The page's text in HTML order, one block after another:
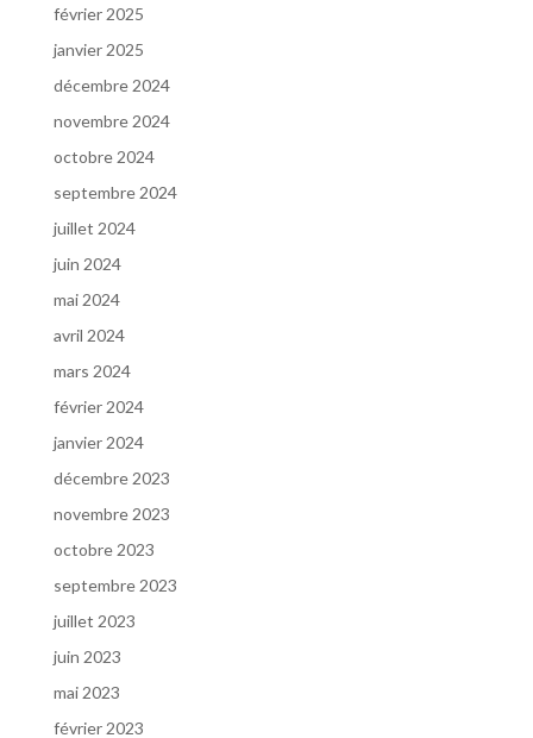
février 2025
janvier 2025
décembre 2024
novembre 2024
octobre 2024
septembre 2024
juillet 2024
juin 2024
mai 2024
avril 2024
mars 2024
février 2024
janvier 2024
décembre 2023
novembre 2023
octobre 2023
septembre 2023
juillet 2023
juin 2023
mai 2023
février 2023